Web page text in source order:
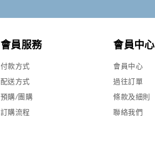
會員服務
付款方式
配送方式
預購/團購
訂購流程
會員中心
會員中心
過往訂單
條款及細則
聯絡我們